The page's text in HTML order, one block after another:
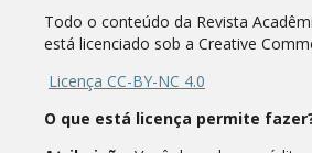
Todo o conteúdo da Revista
está licenciado sob a Creative
Licença CC-BY-NC 4.0
O que está licença permite